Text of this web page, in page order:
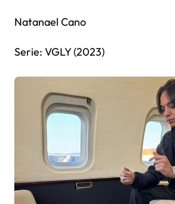
Natanael Cano
Serie: VGLY (2023)